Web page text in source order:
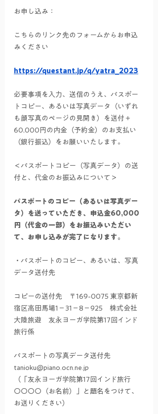
お申し込み：
こちらのリンク先のフォームからお申込
みください
https://questant.jp/q/yatra_2023
必要事項を入力、送信のうえ、パスポー
トコピー、あるいは写真データ（いずれ
も顔写真のページの見開き）を送付＋
60,000円の内金（予約金）のお支払い
（銀行振込）をお願いいたします。
＜パスポートコピー（写真データ）の送
付と、代金のお振込みについて＞
パスポートのコピー（あるいは写真デー
タ）を送っていただき、申込金60,000
円（代金の一部）をお振込みいただい
て、お申し込みが完了になります。
・パスポートのコピー、あるいは、写真
データ送付先
コピーの送付先　〒169-0075 東京都新
宿区高田馬場1－31－8－925　株式会社
大陸旅遊　友永ヨーガ学院第17回インド
旅行係
パスポートの写真データ送付先
tanioku@piano.ocn.ne.jp
（「友永ヨーガ学院第17回インド旅行
〇〇〇〇（お名前）」と題名をつけて、
お送りください）